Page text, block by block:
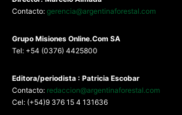
Contacto: gerencia@argentinaforestal.com
Grupo Misiones Online.Com SA
Tel: +54 (0376) 4425800
Editora/periodista : Patricia Escobar
Contacto: redaccion@argentinaforestal.com
Cel: (+54)9 376 15 4 131636